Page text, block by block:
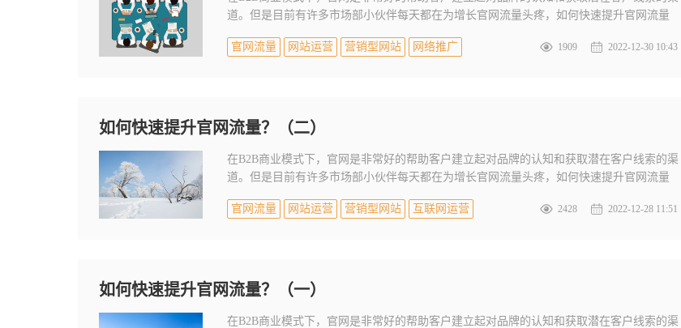
道。但是目前有许多市场部小伙伴每天都在为增长官网流量头疼，如何快速提升官网流量
官网流量
网站运营 营销型网站 网络推广 1909 2022-12-30 10:43
如何快速提升官网流量？（二）
在B2B商业模式下，官网是非常好的帮助客户建立起对品牌的认知和获取潜在客户线索的渠
道。但是目前有许多市场部小伙伴每天都在为增长官网流量头疼，如何快速提升官网流量
官网流量
网站运营 营销型网站 互联网运营 2428 2022-12-28 11:51
如何快速提升官网流量？（一）
在B2B商业模式下，官网是非常好的帮助客户建立起对品牌的认知和获取潜在客户线索的渠